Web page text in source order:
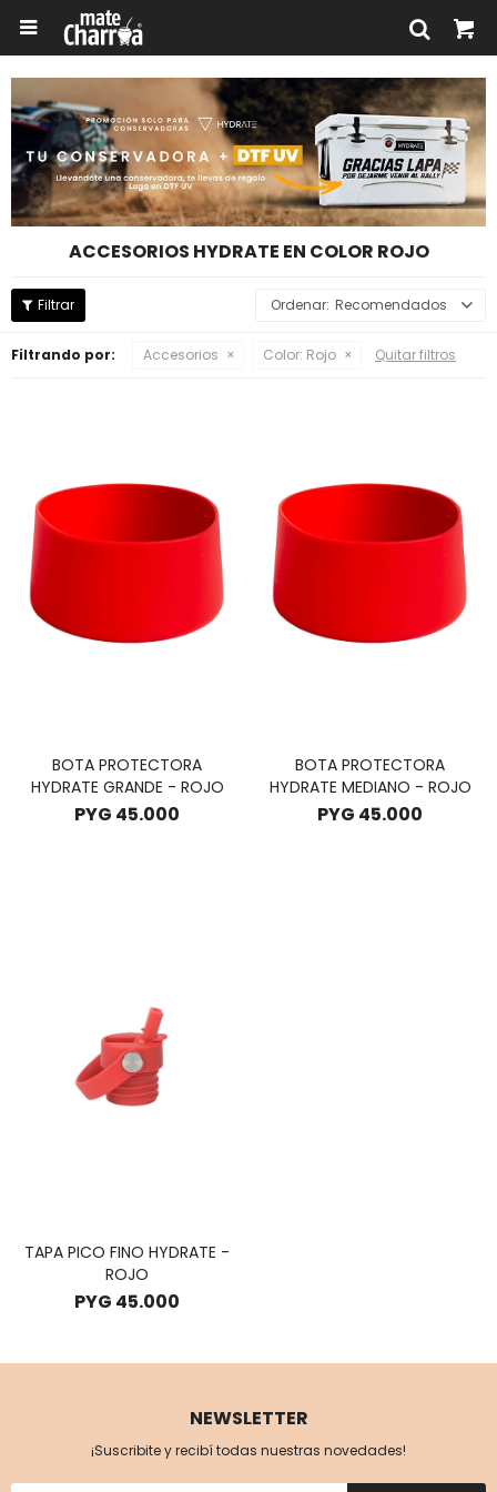

ACCESORIOS HYDRATE EN COLOR ROJO
Recomendados
Filtrando por: Accesorios Color: Rojo Quitar filtros
BOTA PROTECTORA
HYDRATE GRANDE - ROJO
PYG 45.000
BOTA PROTECTORA
HYDRATE MEDIANO - ROJO
PYG 45.000
TAPA PICO FINO HYDRATE -
ROJO
PYG 45.000
NEWSLETTER
¡Suscribite y recibí todas nuestras novedades!